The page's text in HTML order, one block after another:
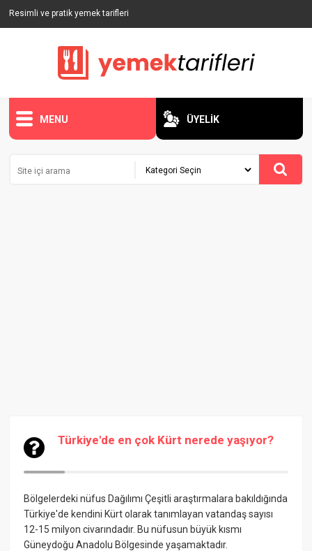
Resimli ve pratik yemek tarifleri
MENU ÜYELİK
Türkiye'de en çok Kürt nerede yaşıyor?
Bölgelerdeki nüfus Dağılımı Çeşitli araştırmalara bakıldığında
Türkiye'de kendini Kürt olarak tanımlayan vatandaş sayısı
12-15 milyon civarındadır. Bu nüfusun büyük kısmı
Güneydoğu Anadolu Bölgesinde yaşamaktadır.